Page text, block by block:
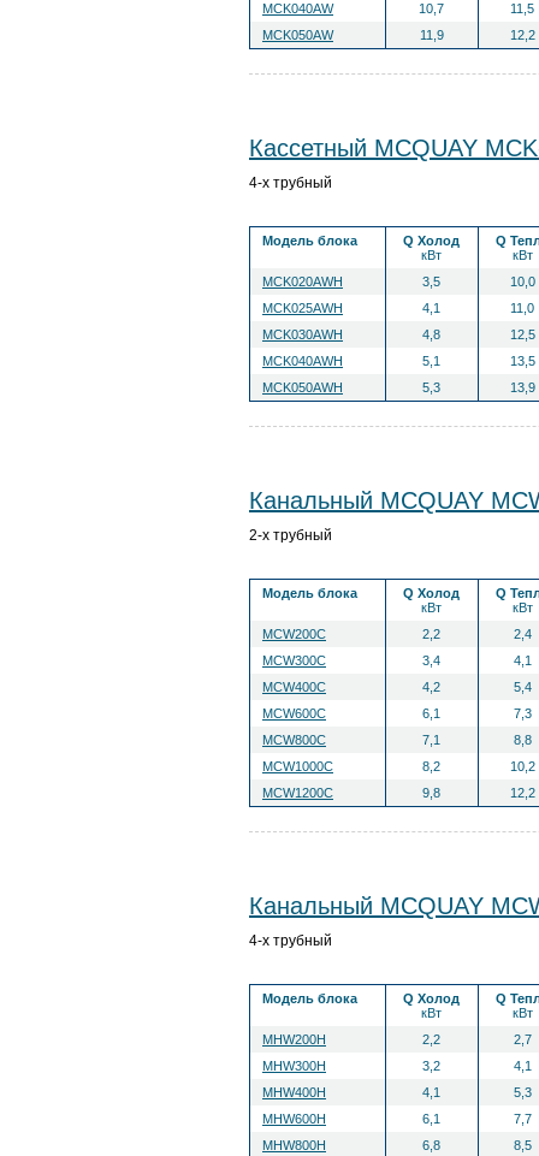
MCK040AW
10,7
11,5
MCK050AW
11,9 12,2
Кассетный MCQUAY
4-х трубный
Модель блока
Q Холод
кВт
Q
кВт
MCK020AWH
3,5
10,0
MCK025AWH
4,1
11,0
MCK030AWH
4,8
12,5
MCK040AWH
5,1
13,5
MCK050AWH
5,3 13,9
Канальный MCQUAY
2-х трубный
Модель блока
Q Холод
кВт
Q
кВт
MCW200C
2,2
2,4
MCW300C
3,4
4,1
MCW400C
4,2
5,4
MCW600C
6,1
7,3
MCW800C
7,1
8,8
MCW1000C
8,2
10,2
MCW1200С
9,8 12,2
Канальный MCQUAY
4-х трубный
Модель блока
Q Холод
кВт
Q
кВт
MHW200H
2,2
2,7
MHW300H
3,2
4,1
MHW400H
4,1
5,3
MHW600H
6,1
7,7
MHW800H
6,8 8,5